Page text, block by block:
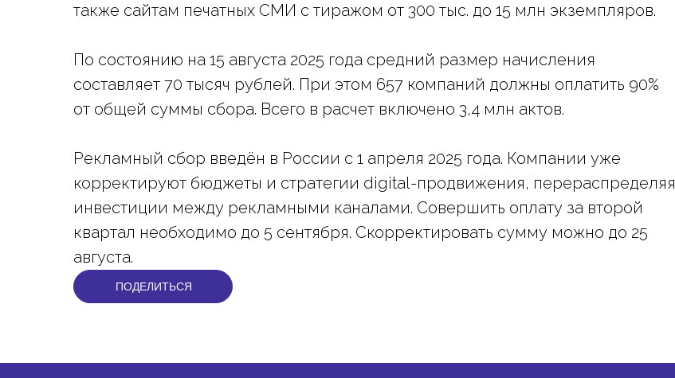
также сайтам печатных СМИ с тиражом от 300 тыс. до 15 млн экземпляров.
По состоянию на 15 августа 2025 года средний размер начисления
составляет 70 тысяч рублей. При этом 657 компаний должны оплатить 90%
от общей суммы сбора. Всего в расчет включено 3,4 млн актов.
Рекламный сбор введён в России с 1 апреля 2025 года. Компании уже
корректируют бюджеты и стратегии digital-продвижения, перераспределяя
инвестиции между рекламными каналами. Совершить оплату за второй
квартал необходимо до 5 сентября. Скорректировать сумму можно до 25
августа.
ПОДЕЛИТЬСЯ